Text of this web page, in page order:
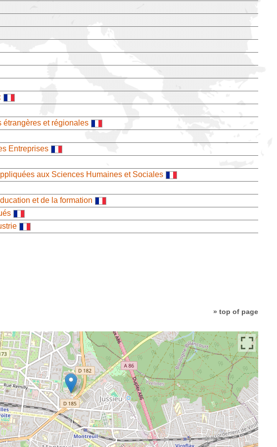
étrangères et régionales
Entreprises
aux Sciences Humaines et Sociales
et de la formation
» top of page